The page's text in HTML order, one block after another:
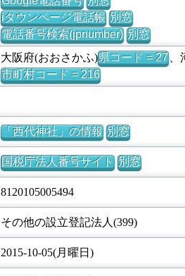
iタウンページ電話帳 別窓
電話番号検索(jpnumber) 別窓
大阪府(おおさかふ)県コード = 27、
市町村コード = 216
「西代神社」の情報 別窓
国税庁法人番号サイト 別窓
8120105005494
その他の設立登記法人(399)
2015-10-05(月曜日)